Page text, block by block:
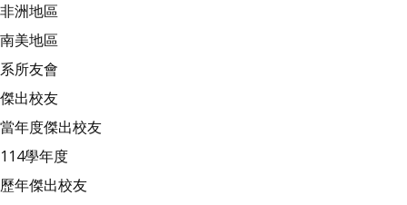
非洲地區
南美地區
系所友會
傑出校友
當年度傑出校友
114學年度
歷年傑出校友